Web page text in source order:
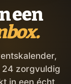
een
24 zorgvuldig
in een écht